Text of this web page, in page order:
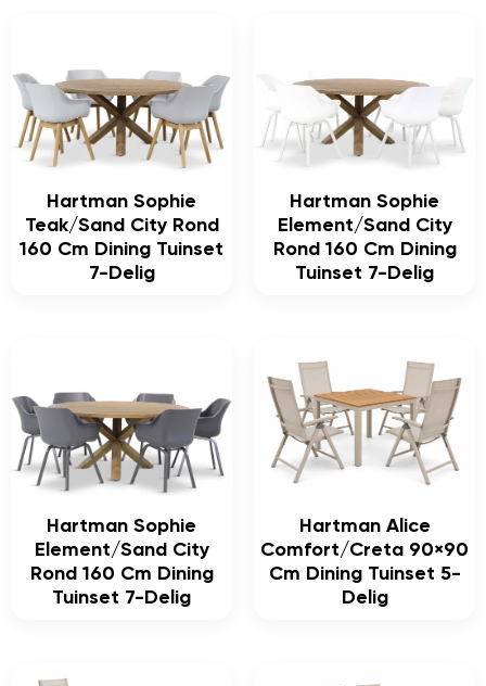
Hartman Sophie
Teak/Sand City Rond
160 Cm Dining Tuinset
7-Delig
Hartman Sophie
Element/Sand City
Rond 160 Cm Dining
Tuinset 7-Delig
Hartman Sophie
Element/Sand City
Rond 160 Cm Dining
Tuinset 7-Delig
Hartman Alice
Comfort/Creta 90×90
Cm Dining Tuinset 5-
Delig